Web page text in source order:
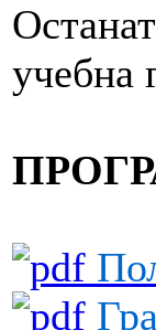
учебна